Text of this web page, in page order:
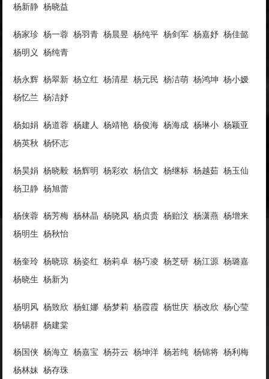
杨新静 杨晓益
杨家珍 杨一蓉 杨羽青 杨晨昱 杨纯平 杨剑军 杨嘉妤 杨佳懿
杨明义 杨纯青
杨永辉 杨翠新 杨立红 杨清星 杨元民 杨洁萌 杨鸿坤 杨小嫒
杨忆兰 杨洁妤
杨如娟 杨道蓉 杨建人 杨靖艳 杨俊海 杨海成 杨琳小 杨颖亚
杨英秋 杨怀志
杨昊娟 杨晓毅 杨辉明 杨彩欢 杨信文 杨继标 杨越茹 杨玉仙
杨卫静 杨旭蕾
杨侠蓉 杨芳梅 杨林晶 杨哓凤 杨贞贵 杨贻汶 杨潇燕 杨增来
杨明生 杨秋怡
杨奎玲 杨晓琼 杨姿红 杨莉卓 杨巧凌 杨芝研 杨江源 杨璐嘉
杨晓生 杨新为
杨明风 杨致欣 杨虹娜 杨梦莉 杨霞霞 杨世庆 杨改欣 杨心莹
杨锡群 杨建棠
杨国侠 杨海立 杨嘉宝 杨芬云 杨坤洋 杨若纯 杨锦将 杨利梅
杨林妹 杨存珠